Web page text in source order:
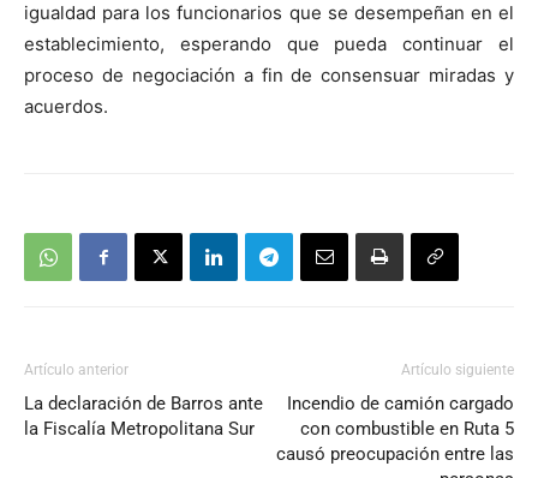
igualdad para los funcionarios que se desempeñan en el
establecimiento, esperando que pueda continuar el
proceso de negociación a fin de consensuar miradas y
acuerdos.
Artículo anterior
La declaración de Barros ante
la Fiscalía Metropolitana Sur
Artículo siguiente
Incendio de camión cargado
con combustible en Ruta 5
causó preocupación entre las